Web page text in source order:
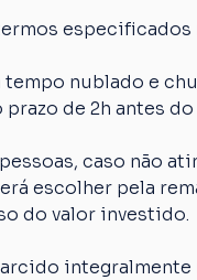
especificados
nublado e
de 2h antes
caso não
escolher pela
do valor investido.
integralmente